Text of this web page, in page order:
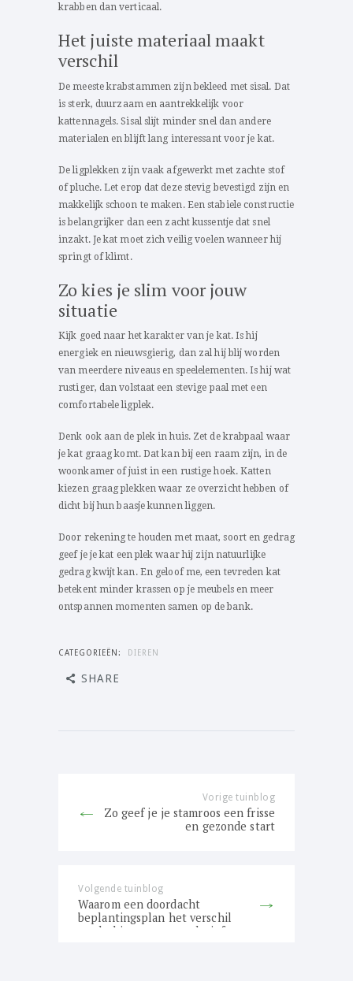
krabben dan verticaal.
Het juiste materiaal maakt
verschil
De meeste krabstammen zijn bekleed met sisal. Dat
is sterk, duurzaam en aantrekkelijk voor
kattennagels. Sisal slijt minder snel dan andere
materialen en blijft lang interessant voor je kat.
De ligplekken zijn vaak afgewerkt met zachte stof
of pluche. Let erop dat deze stevig bevestigd zijn en
makkelijk schoon te maken. Een stabiele constructie
is belangrijker dan een zacht kussentje dat snel
inzakt. Je kat moet zich veilig voelen wanneer hij
springt of klimt.
Zo kies je slim voor jouw
situatie
Kijk goed naar het karakter van je kat. Is hij
energiek en nieuwsgierig, dan zal hij blij worden
van meerdere niveaus en speelelementen. Is hij wat
rustiger, dan volstaat een stevige paal met een
comfortabele ligplek.
Denk ook aan de plek in huis. Zet de krabpaal waar
je kat graag komt. Dat kan bij een raam zijn, in de
woonkamer of juist in een rustige hoek. Katten
kiezen graag plekken waar ze overzicht hebben of
dicht bij hun baasje kunnen liggen.
Door rekening te houden met maat, soort en gedrag
geef je je kat een plek waar hij zijn natuurlijke
gedrag kwijt kan. En geloof me, een tevreden kat
betekent minder krassen op je meubels en meer
ontspannen momenten samen op de bank.
CATEGORIEËN: DIEREN
SHARE
Vorige tuinblog
Zo geef je je stamroos een frisse
en gezonde start
Volgende tuinblog
post:
Waarom een doordacht
beplantingsplan het verschil
maakt binnen een exclusief